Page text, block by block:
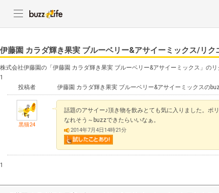
伊藤園 カラダ輝き果実 ブルーベリー&アサイーミックス/リク
株式会社伊藤園の「伊藤園 カラダ輝き果実 ブルーベリー&アサイーミックス」の
1
投稿者
伊藤園 カラダ輝き果実 ブルーベリー&アサイーミックスの
黒猫24
話題のアサイー♪頂き物を飲みとても気に入りました。ポ
なれそう～buzzできたらいいなぁ。
2014年7月4日14時21分
1